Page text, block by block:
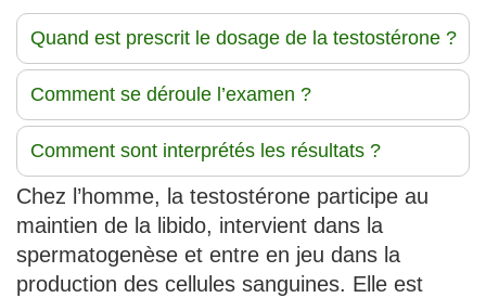
Quand est prescrit le dosage de la testostérone ?
Comment se déroule l’examen ?
Comment sont interprétés les résultats ?
Chez l’homme, la testostérone participe au
maintien de la libido, intervient dans la
spermatogenèse et entre en jeu dans la
production des cellules sanguines. Elle est